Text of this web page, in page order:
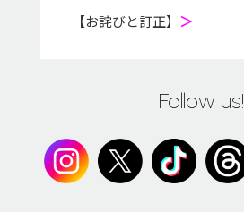
【お詫びと訂正】 ＞
Follow us!